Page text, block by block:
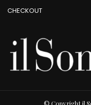
CHECKOUT
© Copyright il